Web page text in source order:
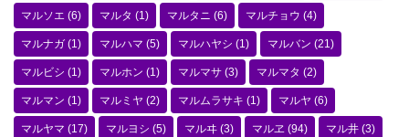
マルソエ (6) マルタ (1) マルタニ (6) マルチョウ (4)
マルナガ (1) マルハマ (5) マルハヤシ (1) マルバン (21)
マルビシ (1) マルホン (1) マルマサ (3) マルマタ (2)
マルマン (1) マルミヤ (2) マルムラサキ (1) マルヤ (6)
マルヤマ (17) マルヨシ (5) マルヰ (3) マルヱ (94) マル井 (3)